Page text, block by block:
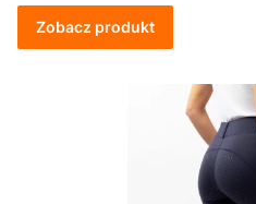
Zobacz produkt